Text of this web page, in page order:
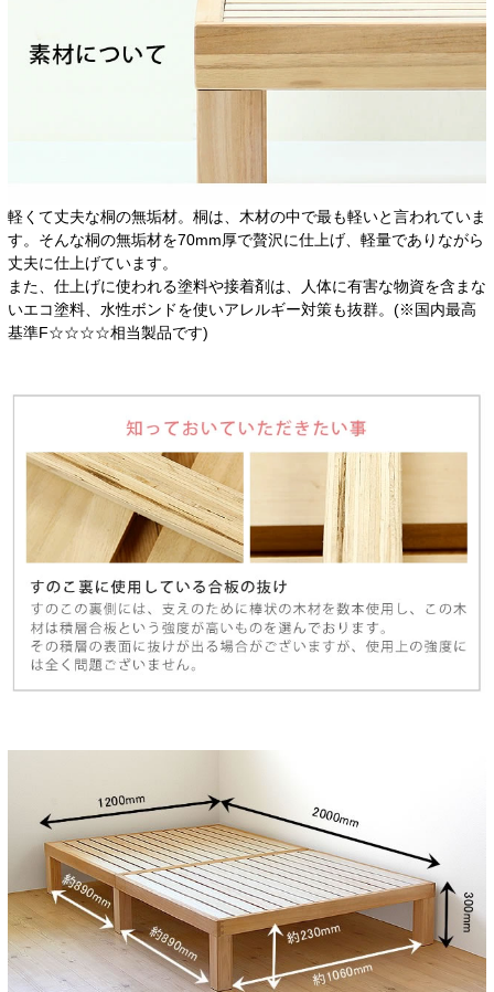
軽くて丈夫な桐の無垢材。桐は、木材の中で最も軽いと言われていま
す。そんな桐の無垢材を70mm厚で贅沢に仕上げ、軽量でありながら
丈夫に仕上げています。
また、仕上げに使われる塗料や接着剤は、人体に有害な物資を含まな
いエコ塗料、水性ボンドを使いアレルギー対策も抜群。(※国内最高
基準F☆☆☆☆相当製品です)